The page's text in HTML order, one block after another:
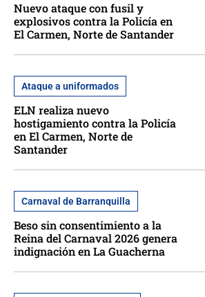
Nuevo ataque con fusil y
explosivos contra la Policía en
El Carmen, Norte de Santander
Ataque a uniformados
ELN realiza nuevo
hostigamiento contra la Policía
en El Carmen, Norte de
Santander
Carnaval de Barranquilla
Beso sin consentimiento a la
Reina del Carnaval 2026 genera
indignación en La Guacherna